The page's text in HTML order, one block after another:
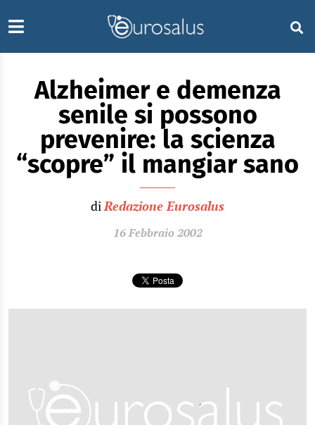
Alzheimer e demenza
senile si possono
prevenire: la scienza
“scopre” il mangiar sano
diRedazione Eurosalus
16 Febbraio 2002